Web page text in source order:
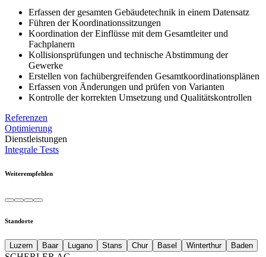
Erfassen der gesamten Gebäudetechnik in einem Datensatz
Führen der Koordinationssitzungen
Koordination der Einflüsse mit dem Gesamtleiter und
Fachplanern
Kollisionsprüfungen und technische Abstimmung der
Gewerke
Erstellen von fachübergreifenden Gesamtkoordinationsplänen
Erfassen von Änderungen und prüfen von Varianten
Kontrolle der korrekten Umsetzung und Qualitätskontrollen
Referenzen
Optimierung
Dienstleistungen
Integrale Tests
Weiterempfehlen
Standorte
Luzern Baar Lugano Stans Chur Basel Winterthur Baden